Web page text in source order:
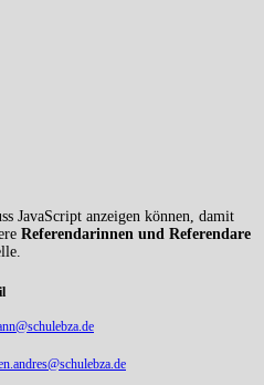
JavaScript anzeigen können, damit
Referendarinnen und Referendare